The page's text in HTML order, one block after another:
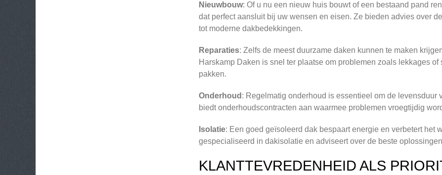
Nieuwbouw: Of u nu een nieuw huis bouwt of een bestaand pand
dat perfect aansluit bij uw wensen en eisen. Ze bieden advies over
tot moderne dakbedekkingen.
Reparaties: Zelfs de meest duurzame daken kunnen te maken
Harskamp Daken is snel ter plaatse om problemen zoals lekkages
pakken.
Onderhoud : Regelmatig onderhoud is essentieel om de levensduur
biedt onderhoudscontracten aan waarmee problemen vroegtijdig
Isolatie: Een goed geïsoleerd dak bespaart energie en verbetert het
gespecialiseerd in dakisolatie en adviseert over de beste
KLANTTEVREDENHEID ALS